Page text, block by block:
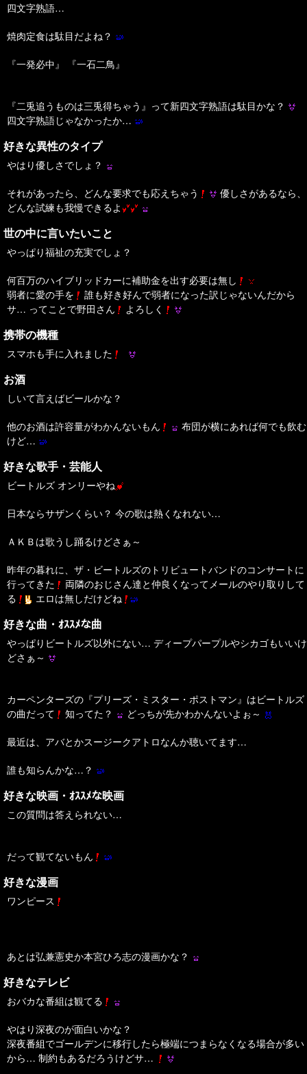
四文字熟語…
焼肉定食は駄目だよね？
『一発必中』 『一石二鳥』
『二兎追うものは三兎得ちゃう』って新四文字熟語は駄目かな？
四文字熟語じゃなかったか…
好きな異性のタイプ
やはり優しさでしょ？
それがあったら、どんな要求でも応えちゃう
優しさがあるなら、
どんな試練も我慢できるよ
世の中に言いたいこと
やっぱり福祉の充実でしょ？
何百万のハイブリッドカーに補助金を出す必要は無し
弱者に愛の手を
誰も好き好んで弱者になった訳じゃないんだから
サ… ってことで野田さん
よろしく
携帯の機種
スマホも手に入れました
お酒
しいて言えばビールかな？
他のお酒は許容量がわかんないもん
布団が横にあれば何でも飲む
けど…
好きな歌手・芸能人
ビートルズ オンリーやね
日本ならサザンくらい？ 今の歌は熱くなれない…
ＡＫＢは歌うし踊るけどさぁ～
昨年の暮れに、ザ・ビートルズのトリビュートバンドのコンサートに
行ってきた
両隣のおじさん達と仲良くなってメールのやり取りして
る
エロは無しだけどね
好きな曲・ｵｽｽﾒな曲
やっぱりビートルズ以外にない… ディープパープルやシカゴもいいけ
どさぁ～
カーペンターズの『プリーズ・ミスター・ポストマン』はビートルズ
の曲だって
知ってた？ どっちが先かわかんないよぉ～
最近は、アバとかスージークアトロなんか聴いてます…
誰も知らんかな…？
好きな映画・ｵｽｽﾒな映画
この質問は答えられない…
だって観てないもん
好きな漫画
ワンピース
あとは弘兼憲史か本宮ひろ志の漫画かな？
好きなテレビ
おバカな番組は観てる
やはり深夜のが面白いかな？
深夜番組でゴールデンに移行したら極端につまらなくなる場合が多い
から… 制約もあるだろうけどサ…